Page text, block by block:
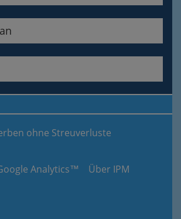
ohne Streuverluste
Analytics™ Über IPM